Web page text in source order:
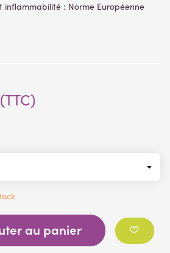
inflammabilité : Norme Européenne
des jouets).
(TTC)
au panier